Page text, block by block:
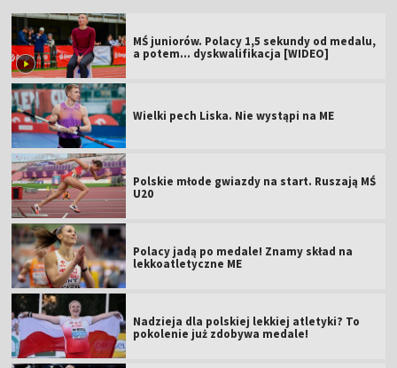
MŚ juniorów. Polacy 1,5 sekundy od medalu,
a potem... dyskwalifikacja [WIDEO]
Wielki pech Liska. Nie wystąpi na ME
Polskie młode gwiazdy na start. Ruszają MŚ
U20
Polacy jadą po medale! Znamy skład na
lekkoatletyczne ME
Nadzieja dla polskiej lekkiej atletyki? To
pokolenie już zdobywa medale!